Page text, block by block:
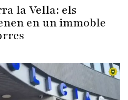
la Vella: els
en un immoble